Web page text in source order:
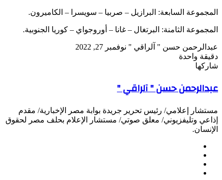
المجموعة السابعة: البرازيل – صربيا – سويسرا – الكاميرون.
المجموعة الثامنة: البرتغال – غانا – أوروجواي – كوريا الجنوبية.
عبدالرحمن حسن " آلراقي " تابع
أرسل
نوفمبر 27, 2022
دقيقة واحدة
فيسبوك
‫X
لينكدإن
بينتيريست
‫Pocket
واتساب
تيلقرام
ڤايبر
لاين
شاركها
البريد
عبدالرحمن حسن " آلراقي "
مستشار إعلامي/ رئيس تحرير جريدة بوابة مصر الإخبارية/ مقدم
إذاعي وتليفزيوني/ معلق صوتي/ مستشار الإعلام بحلف مصر لحقوق
الإنسان.